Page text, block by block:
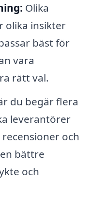
Olika
olika insikter
bäst för
vara
rätt val.
du begär flera
leverantörer
och
bättre
och